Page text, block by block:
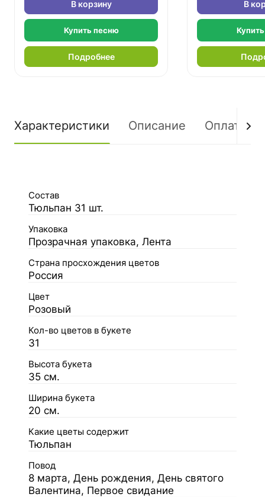
В корзину
Купить песню
Подробнее
В
Характеристики Описание Оплата
Состав
Тюльпан 31 шт.
Упаковка
Прозрачная упаковка, Лента
Страна просхождения цветов
Россия
Цвет
Розовый
Кол-во цветов в букете
31
Высота букета
35 см.
Ширина букета
20 см.
Какие цветы содержит
Тюльпан
Повод
8 марта, День рождения, День святого
Валентина, Первое свидание